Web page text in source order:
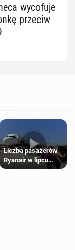
wy­co­fu­je
przeciw
Liczba pasażerów
Ryanair w lipcu
pobiła rekord